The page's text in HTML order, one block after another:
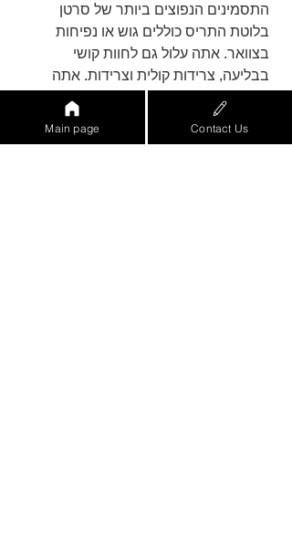
התסמינים הנפוצים ביותר של סרטן
בלוטת התריס כוללים גוש או נפיחות
בצוואר. אתה עלול גם לחוות קושי
בבליעה, צרידות קולית וצרידות. אתה
עלול גם לחוות כאב באוזניים או בחזה.
אם אתה מפתח אחד מהתסמינים הללו,
עליך לפנות לרופא בהקדם האפשרי.
Main page Contact Us